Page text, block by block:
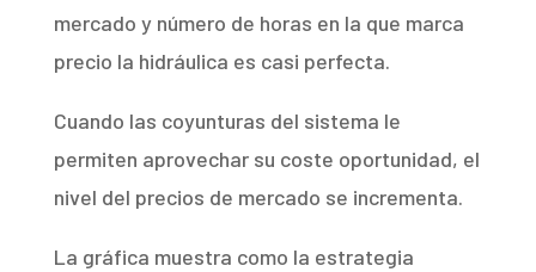
mercado y número de horas en la que marca
precio la hidráulica es casi perfecta.
Cuando las coyunturas del sistema le
permiten aprovechar su coste oportunidad, el
nivel del precios de mercado se incrementa.
La gráfica muestra como la estrategia